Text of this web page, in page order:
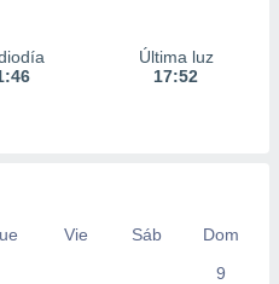
Última luz
17:52
Vie Sáb
Dom
9